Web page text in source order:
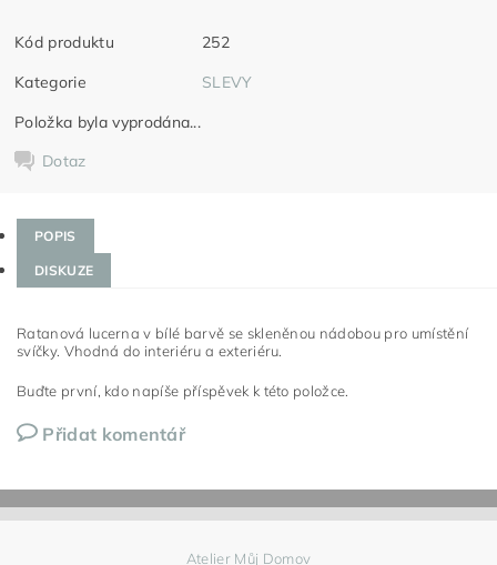
Kód produktu
252
Kategorie
SLEVY
Položka byla vyprodána...
Dotaz
POPIS
DISKUZE
Ratanová lucerna v bílé barvě se skleněnou nádobou pro umístění
svíčky. Vhodná do interiéru a exteriéru.
Buďte první, kdo napíše příspěvek k této položce.
Přidat komentář
Atelier Můj Domov